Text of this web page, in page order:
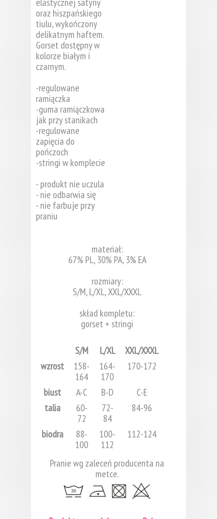
oraz hiszpańskiego
tiulu, wykończony
delikatnym haftem.
Gorset dostępny w
kolorze białym i
czarnym.
-regulowane
ramiączka
-guma ramiączkowa
jak przy stanikach
-regulowane
zapięcia do
pończoch
-stringi w komplecie
- produkt nie uczula
- nie odbarwia się
- nie farbuje przy
praniu
materiał:
67% PL, 30% PA, 3% EA
rozmiary:
S/M, L/XL, XXL/XXXL
skład kompletu:
gorset + stringi
S/M L/XL
XXL/XXXL
wzrost
158-
164
164-
170
170-172
biust A-C B-D
C-E
talia
60-
72
72-
84
84-96
biodra
88-
100
100-
112
112-124
Pranie wg zaleceń producenta na
metce.